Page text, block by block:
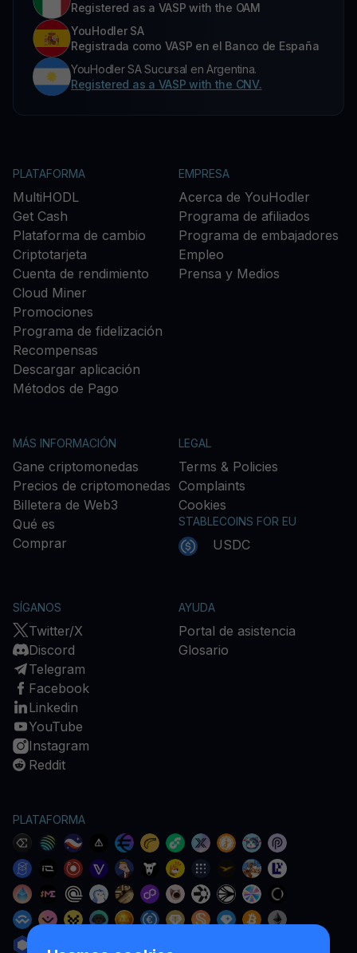
Registered as a VASP with the OAM
YouHodler SA
Registrada como VASP en el Banco de España
YouHodler SA Sucursal en Argentina.
Registered as a VASP with the CNV.
PLATAFORMA
MultiHODL
Get Cash
Plataforma de cambio
Criptotarjeta
Cuenta de rendimiento
Cloud Miner
Promociones
Programa de fidelización
Recompensas
Descargar aplicación
Métodos de Pago
EMPRESA
Acerca de YouHodler
Programa de afiliados
Programa de embajadores
Empleo
Prensa y Medios
MÁS INFORMACIÓN
Gane criptomonedas
Precios de criptomonedas
Billetera de Web3
Qué es
Comprar
LEGAL
Terms & Policies
Complaints
Cookies
STABLECOINS FOR EU
USDC
SÍGANOS
Twitter/X
Discord
Telegram
Facebook
Linkedin
YouTube
Instagram
Reddit
AYUDA
Portal de asistencia
Glosario
PLATAFORMA